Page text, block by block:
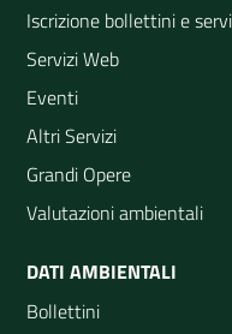
Iscrizione bollettini e
Servizi Web
Eventi
Altri Servizi
Grandi Opere
Valutazioni ambientali
DATI AMBIENTALI
Bollettini